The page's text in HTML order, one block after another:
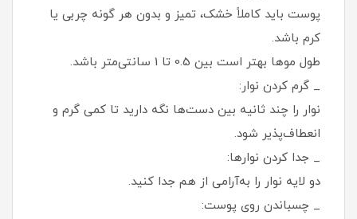
پوست باید کاملاً خشک، تمیز و بدون هر گونه چربی یا
کرم باشد.
طول موها بهتر است بین 0.5 تا 1 سانتی‌متر باشد.
_ گرم کردن نوار:
نوار را چند ثانیه بین دست‌ها نگه دارید تا کمی گرم و
انعطاف‌پذیر شود.
_ جدا کردن نوارها:
دو لایه نوار را به‌آرامی از هم جدا کنید.
_ چسباندن روی پوست: